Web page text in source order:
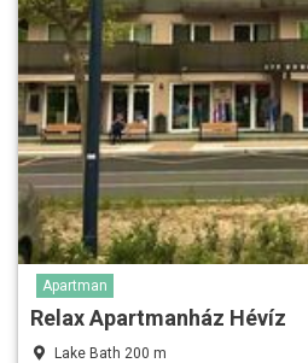
Apartman
Relax Apartmanház Hévíz
Lake Bath 200 m